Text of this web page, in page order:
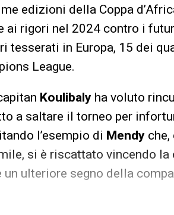
edizioni della Coppa
ai rigori nel 2024 contro i
tesserati in Europa, 15 dei
League.
Koulibaly ha voluto
a saltare il torneo per
l’esempio di Mendy che,
si è riscattato vincendo la
ulteriore segno della